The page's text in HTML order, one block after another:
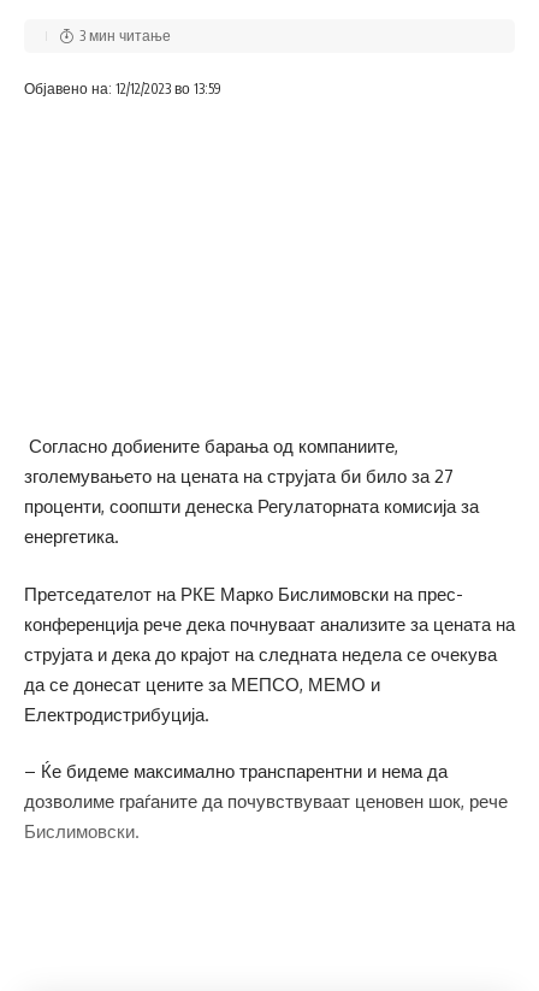
Објавено на: 12/12/2023 во 13:59
3 мин читање
Согласно добиените барања од компаниите,
зголемувањето на цената на струјата би било за 27
проценти, соопшти денеска Регулаторната комисија за
енергетика.
Претседателот на РКЕ Марко Бислимовски на прес-
конференција рече дека почнуваат анализите за цената на
струјата и дека до крајот на следната недела се очекува
да се донесат цените за МЕПСО, МЕМО и
Електродистрибуција.
– Ќе бидеме максимално транспарентни и нема да
дозволиме граѓаните да почувствуваат ценовен шок, рече
Бислимовски.